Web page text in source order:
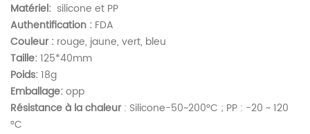
Matériel: silicone et PP
Authentification : FDA
Couleur : rouge, jaune, vert, bleu
Taille:125*40mm
Poids:18g
Emballage:opp
Résistance à la chaleur: Silicone-50~200°C ; PP : -20 ~ 120
°C